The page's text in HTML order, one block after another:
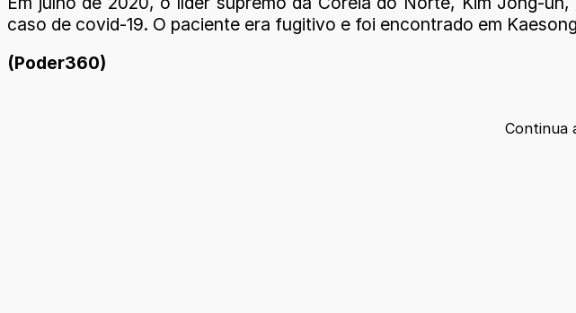
caso de covid-19. O paciente era fugitivo e foi encontrado em
(Poder360)
Continua